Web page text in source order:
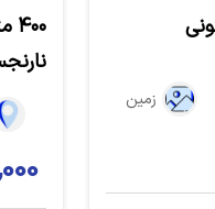
زمین